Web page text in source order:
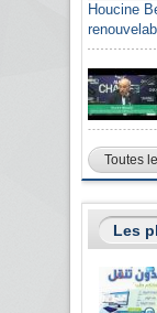
Houcine
Sami Agli,
algérienne
Toutes
Les